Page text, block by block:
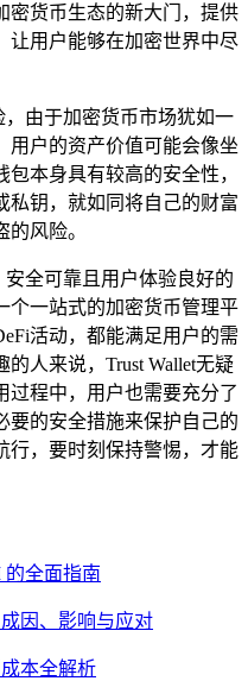
密货币生态的新大门，提供
让用户能够在加密世界中尽
，由于加密货币市场犹如一
用户的资产价值可能会像坐
本身具有较高的安全性，
私钥，就如同将自己的财富
风险。
安全可靠且用户体验良好的
个一站式的加密货币管理平
活动，都能满足用户的需
人来说，Trust Wallet无疑
过程中，用户也需要充分了
要的安全措施来保护自己的
行，要时刻保持警惕，才能
全面指南
因、影响与应对
本全解析